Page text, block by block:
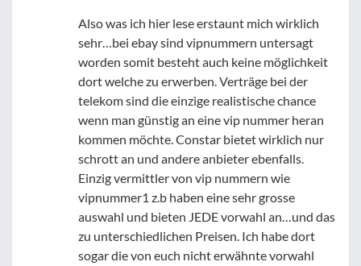
Also was ich hier lese erstaunt mich wirklich
sehr…bei ebay sind vipnummern untersagt
worden somit besteht auch keine möglichkeit
dort welche zu erwerben. Verträge bei der
telekom sind die einzige realistische chance
wenn man günstig an eine vip nummer heran
kommen möchte. Constar bietet wirklich nur
schrott an und andere anbieter ebenfalls.
Einzig vermittler von vip nummern wie
vipnummer1 z.b haben eine sehr grosse
auswahl und bieten JEDE vorwahl an…und das
zu unterschiedlichen Preisen. Ich habe dort
sogar die von euch nicht erwähnte vorwahl